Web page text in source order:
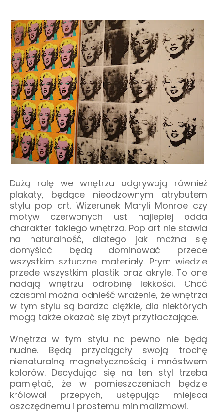
Dużą rolę we wnętrzu odgrywają również
plakaty, będące nieodzownym atrybutem
stylu pop art. Wizerunek Maryli Monroe czy
motyw czerwonych ust najlepiej odda
charakter takiego wnętrza. Pop art nie stawia
na naturalność, dlatego jak można się
domyślać będą dominować przede
wszystkim sztuczne materiały. Prym wiedzie
przede wszystkim plastik oraz akryle. To one
nadają wnętrzu odrobinę lekkości. Choć
czasami można odnieść wrażenie, że wnętrza
w tym stylu są bardzo ciężkie, dla niektórych
mogą także okazać się zbyt przytłaczające.
Wnętrza w tym stylu na pewno nie będą
nudne. Będą przyciągały swoją trochę
nienaturalną magnetycznością i mnóstwem
kolorów. Decydując się na ten styl trzeba
pamiętać, że w pomieszczeniach będzie
królował przepych, ustępując miejsca
oszczędnemu i prostemu minimalizmowi.